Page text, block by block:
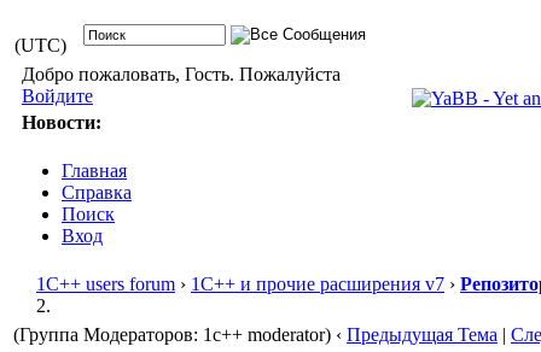
(UTC)
Добро пожаловать, Гость. Пожалуйста
Войдите
Новости:
Главная
Справка
Поиск
Вход
1С++ users forum › 1С++ и прочие расширения v7 ›
2.
(Группа Модераторов: 1c++ moderator) ‹ Предыдущая Тема |